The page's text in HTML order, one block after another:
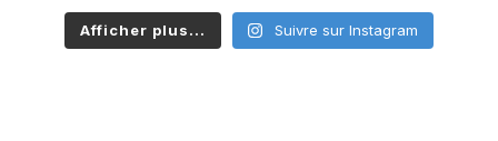
Afficher plus... Suivre sur Instagram